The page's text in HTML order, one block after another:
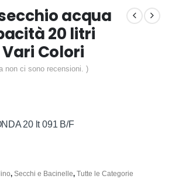
acqua
20 litri
Colori
non ci sono recensioni. )
20 lt 091 B/F
, Secchi e Bacinelle, Tutte le Categorie